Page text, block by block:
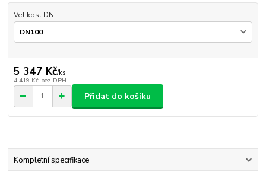
Velikost DN
5 347 Kč/ks
4 419 Kč bez DPH
Přidat do košíku
Kompletní specifikace